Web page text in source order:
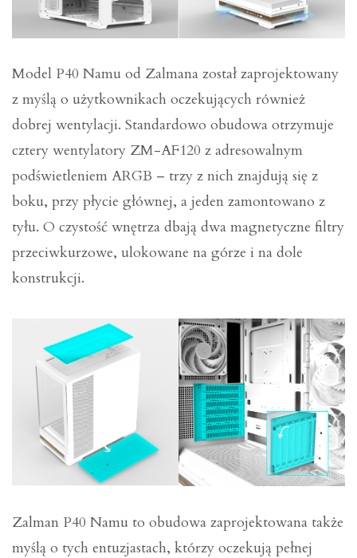
Model P40 Namu od Zalmana został zaprojektowany
z myślą o użytkownikach oczekujących również
dobrej wentylacji. Standardowo obudowa otrzymuje
cztery wentylatory ZM-AF120 z adresowalnym
podświetleniem ARGB – trzy z nich znajdują się z
boku, przy płycie głównej, a jeden zamontowano z
tyłu. O czystość wnętrza dbają dwa magnetyczne filtry
przeciwkurzowe, ulokowane na górze i na dole
konstrukcji.
Zalman P40 Namu to obudowa zaprojektowana także
myślą o tych entuzjastach, którzy oczekują pełnej